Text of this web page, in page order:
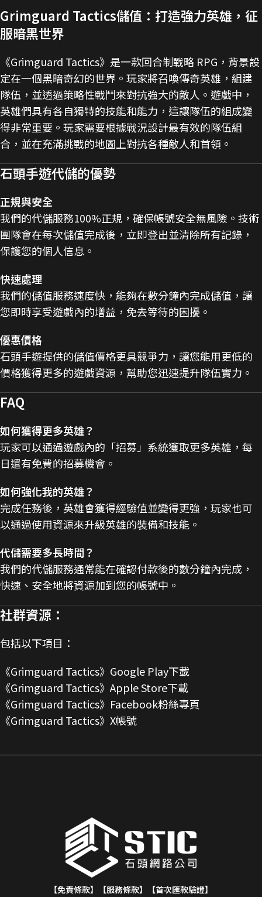
Grimguard Tactics儲值：打造強力英雄，征
服暗黑世界
《Grimguard Tactics》是一款回合制戰略 RPG，背景設
定在一個黑暗奇幻的世界。玩家將召喚傳奇英雄，組建
隊伍，並透過策略性戰鬥來對抗強大的敵人。遊戲中，
英雄們具有各自獨特的技能和能力，這讓隊伍的組成變
得非常重要。玩家需要根據戰況設計最有效的隊伍組
合，並在充滿挑戰的地圖上對抗各種敵人和首領​。
石頭手遊代儲的優勢
正規與安全
我們的代儲服務100%正規，確保帳號安全無風險。技術
團隊會在每次儲值完成後，立即登出並清除所有記錄，
保護您的個人信息。
快速處理
我們的儲值服務速度快，能夠在數分鐘內完成儲值，讓
您即時享受遊戲內的增益，免去等待的困擾。
優惠價格
石頭手遊提供的儲值價格更具競爭力，讓您能用更低的
價格獲得更多的遊戲資源，幫助您迅速提升隊伍實力。
FAQ
如何獲得更多英雄？
玩家可以通過遊戲內的「招募」系統獲取更多英雄，每
日還有免費的招募機會​。
如何強化我的英雄？
完成任務後，英雄會獲得經驗值並變得更強，玩家也可
以通過使用資源來升級英雄的裝備和技能​。
代儲需要多長時間？
我們的代儲服務通常能在確認付款後的數分鐘內完成，
快速、安全地將資源加到您的帳號中。
社群資源：
包括以下項目：
《Grimguard Tactics》Google Play下載
《Grimguard Tactics》Apple Store下載
《Grimguard Tactics》Facebook粉絲專頁
《Grimguard Tactics》X帳號
【免責條款】 【服務條款】 【首次匯款驗證】